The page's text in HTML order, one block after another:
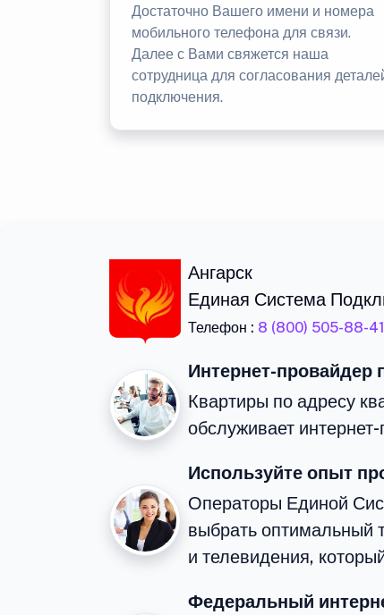
Достаточно Вашего имени и номера
мобильного телефона для связи.
Далее с Вами свяжется наша
сотрудница для согласования
подключения.
Ангарск
Единая Система
Телефон : 8 (800) 505-88-41
Интернет-провайдер
Квартиры по адресу
обслуживает
Используйте опыт
Операторы Единой
выбрать оптимальный
и телевидения,
Федеральный